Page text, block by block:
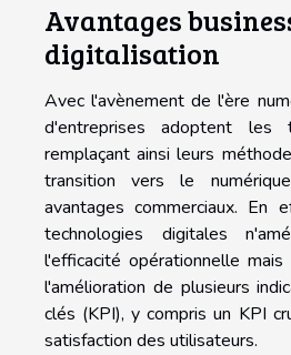
Avantages
digitalisation
Avec l'avènement de l'ère
d'entreprises adoptent les
remplaçant ainsi leurs
transition vers le
avantages commerciaux. En
technologies digitales
l'efficacité opérationnelle
l'amélioration de plusieurs
clés (KPI), y compris un KPI
satisfaction des utilisateurs.